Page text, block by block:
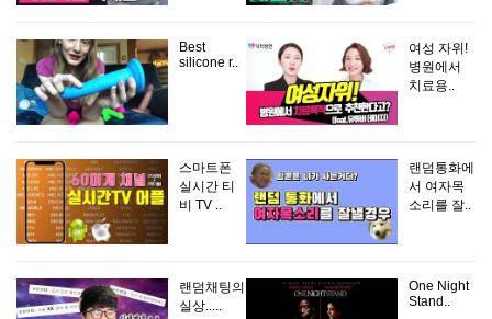
Best
silicone r..
여성 자위!
병원에서
치료용..
스마트폰
실시간 티
비 TV ..
랜덤통화에
서 여자목
소리를 잘..
랜덤채팅의
실상.....
One Night
Stand..